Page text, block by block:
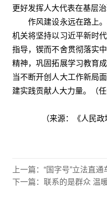
更好发挥人大代表在基层治
作风建设永远在路上。
机关将坚持以习近平新时
指导，锲而不舍贯彻落实
精神，巩固拓展学习教育
当不断开创人大工作新局
建实践贡献人大力量。（任
（来源： 《人民
上一篇： “国字号”立法直通车提质增效 ——全
下一篇： 联系的是群众 温